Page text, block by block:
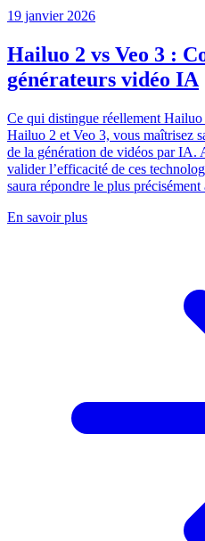
19 janvier 2026
Hailuo 2 vs Veo 3 :
générateurs vidéo IA
Ce qui distingue réellement
Hailuo 2 et Veo 3, vous maîtrisez
de la génération de vidéos par IA.
valider l’efficacité de ces
saura répondre le plus
En savoir plus